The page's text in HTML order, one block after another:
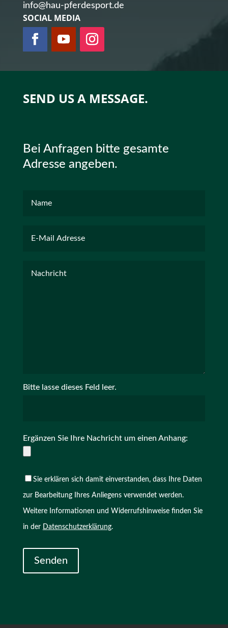
info@hau-pferdesport.de
SOCIAL MEDIA
SEND US A MESSAGE.
Bei Anfragen bitte gesamte
Adresse angeben.
Bitte lasse dieses Feld leer.
Ergänzen Sie Ihre Nachricht um einen Anhang:
Sie erklären sich damit einverstanden, dass Ihre Daten
zur Bearbeitung Ihres Anliegens verwendet werden.
Weitere Informationen und Widerrufshinweise finden Sie
in der Datenschutzerklärung.